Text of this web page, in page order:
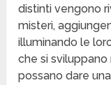
distinti vengono
misteri,
illuminando le
che si
possano dare